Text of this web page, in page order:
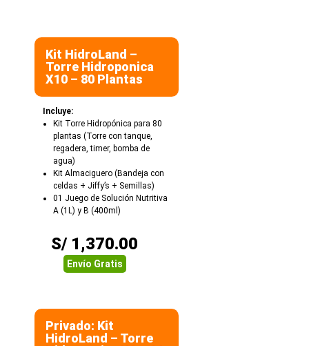
Kit HidroLand –
Torre Hidroponica
X10 – 80 Plantas
Incluye:
Kit Torre Hidropónica para 80
plantas (Torre con tanque,
regadera, timer, bomba de
agua)
Kit Almaciguero (Bandeja con
celdas + Jiffy’s + Semillas)
01 Juego de Solución Nutritiva
A (1L) y B (400ml)
S/1,370.00
Envío Gratis
Privado: Kit
HidroLand – Torre